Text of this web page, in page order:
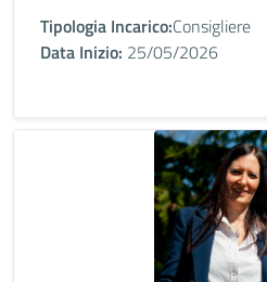
Tipologia Incarico:Consigliere
Data Inizio: 25/05/2026